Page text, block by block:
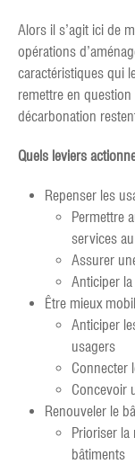
Alors il s’agit ici de
opérations
caractéristiques qui
remettre en
décarbonation
Quels leviers
Repenser les
Permettre
services
Assurer
Anticiper
Être mieux
Anticiper
usagers
Connecter
Concevoir
Renouveler le
Prioriser la
bâtiments